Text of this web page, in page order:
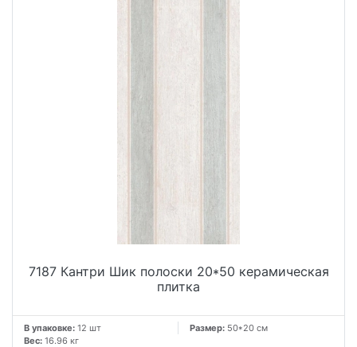
7187 Кантри Шик полоски 20*50 керамическая
плитка
В упаковке: 12 шт Размер: 50*20 см
Вес: 16.96 кг